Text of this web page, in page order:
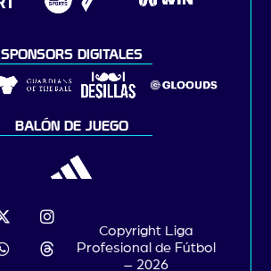
SPONSORS DIGITALES
BALÓN DE JUEGO
Copyright Liga
Profesional de Fútbol
– 2026